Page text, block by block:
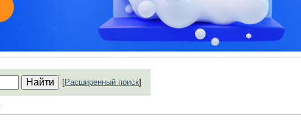
[Расширенный поиск]